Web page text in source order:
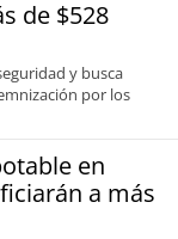
de $528
y busca
por los
en
a más